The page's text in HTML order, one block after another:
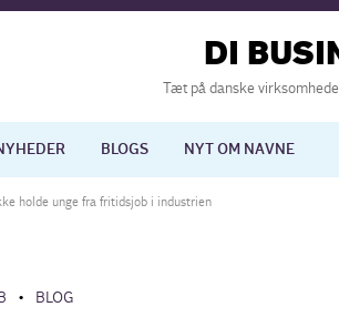
DI
Tæt på danske
BLOGS NYT OM NAVNE
holde unge fra fritidsjob i industrien
• BLOG